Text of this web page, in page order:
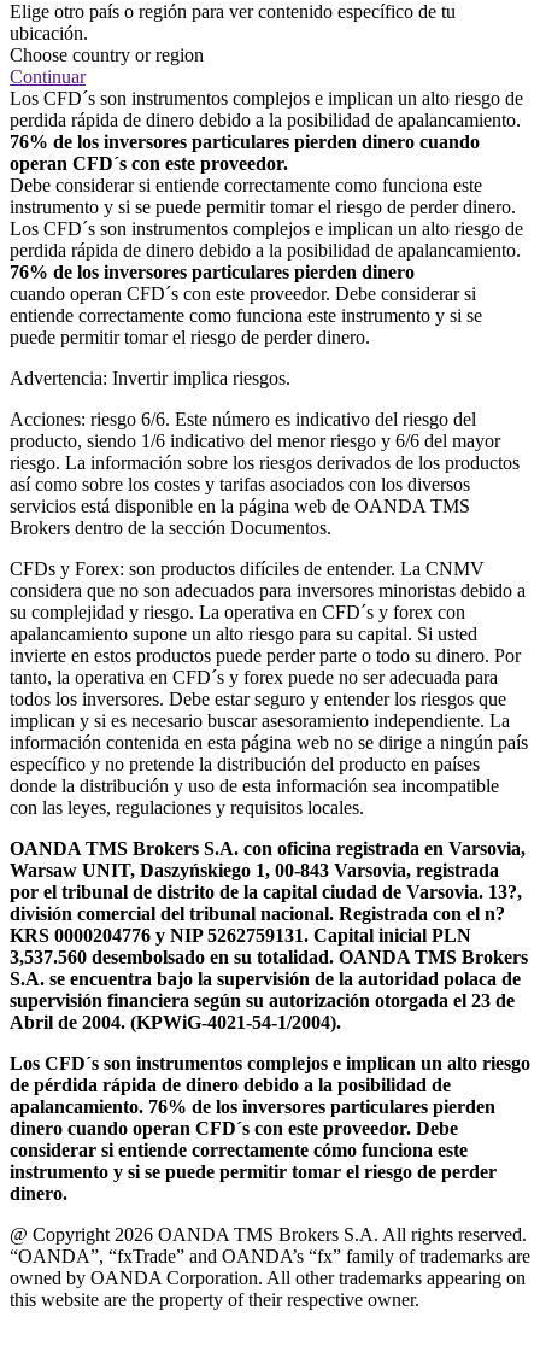
Elige otro país o región para ver contenido específico de tu
ubicación.
Choose country or region
Continuar
Los CFD´s son instrumentos complejos e implican un alto riesgo de
perdida rápida de dinero debido a la posibilidad de apalancamiento.
76% de los inversores particulares pierden dinero cuando
operan CFD´s con este proveedor.
Debe considerar si entiende correctamente como funciona este
instrumento y si se puede permitir tomar el riesgo de perder dinero.
Los CFD´s son instrumentos complejos e implican un alto riesgo de
perdida rápida de dinero debido a la posibilidad de apalancamiento.
76% de los inversores particulares pierden dinero
cuando operan CFD´s con este proveedor. Debe considerar si
entiende correctamente como funciona este instrumento y si se
puede permitir tomar el riesgo de perder dinero.
Advertencia: Invertir implica riesgos.
Acciones: riesgo 6/6. Este número es indicativo del riesgo del
producto, siendo 1/6 indicativo del menor riesgo y 6/6 del mayor
riesgo. La información sobre los riesgos derivados de los productos
así como sobre los costes y tarifas asociados con los diversos
servicios está disponible en la página web de OANDA TMS
Brokers dentro de la sección Documentos.
CFDs y Forex: son productos difíciles de entender. La CNMV
considera que no son adecuados para inversores minoristas debido a
su complejidad y riesgo. La operativa en CFD´s y forex con
apalancamiento supone un alto riesgo para su capital. Si usted
invierte en estos productos puede perder parte o todo su dinero. Por
tanto, la operativa en CFD´s y forex puede no ser adecuada para
todos los inversores. Debe estar seguro y entender los riesgos que
implican y si es necesario buscar asesoramiento independiente. La
información contenida en esta página web no se dirige a ningún país
específico y no pretende la distribución del producto en países
donde la distribución y uso de esta información sea incompatible
con las leyes, regulaciones y requisitos locales.
OANDA TMS Brokers S.A. con oficina registrada en Varsovia,
Warsaw UNIT, Daszyńskiego 1, 00-843 Varsovia, registrada
por el tribunal de distrito de la capital ciudad de Varsovia. 13?,
división comercial del tribunal nacional. Registrada con el n?
KRS 0000204776 y NIP 5262759131. Capital inicial PLN
3,537.560 desembolsado en su totalidad. OANDA TMS Brokers
S.A. se encuentra bajo la supervisión de la autoridad polaca de
supervisión financiera según su autorización otorgada el 23 de
Abril de 2004. (KPWiG-4021-54-1/2004).
Los CFD´s son instrumentos complejos e implican un alto riesgo
de pérdida rápida de dinero debido a la posibilidad de
apalancamiento. 76% de los inversores particulares pierden
dinero cuando operan CFD´s con este proveedor. Debe
considerar si entiende correctamente cómo funciona este
instrumento y si se puede permitir tomar el riesgo de perder
dinero.
@ Copyright 2026 OANDA TMS Brokers S.A. All rights reserved.
“OANDA”, “fxTrade” and OANDA’s “fx” family of trademarks are
owned by OANDA Corporation. All other trademarks appearing on
this website are the property of their respective owner.